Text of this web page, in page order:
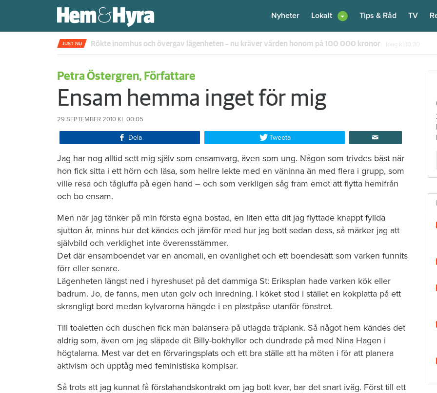
Nyheter Lokalt Tips & Råd TV
JUST NU Rökte inomhus och övergav lägenheten – nu kräver värden honom på 100 000 kronor Idag kl 10:30
Petra Östergren, Författare
Ensam hemma inget för mig
29 SEPTEMBER 2010 KL 00:05
Dela Tweeta
Jag har nog alltid sett mig själv som ensamvarg, även som ung. Någon som trivdes bäst när
hon fick sitta i ett hörn och läsa, som hellre lekte med en väninna än med flera i grupp, som
ville resa och tågluffa på egen hand – och som verkligen såg fram emot att flytta hemifrån
och bo ensam.
Men när jag tänker på min första egna bostad, en liten etta dit jag flyttade knappt fyllda
sjutton år, minns hur det kändes och jämför med hur jag bott sedan dess, så märker jag att
självbild och verklighet inte överensstämmer.
Det där ensamboendet var en anomali, en ovanlighet och ett boendesätt som varken funnits
förr eller senare.
Lägenheten längst ned i hyreshuset på det dammiga St: Eriksplan hade varken kök eller
badrum. Jo, de fanns, men utan golv och inredning. I köket stod i stället en kokplatta på ett
skrangligt bord medan kylvarorna hängde i en plastpåse utanför fönstret.
Till toaletten och duschen fick man balansera på utlagda träplank. Så något hem kändes det
aldrig som, även om jag släpade dit Billy-bokhyllor och dundrade på med Nina Hagen i
högtalarna. Mest var det en förvaringsplats och ett bra ställe att ha möten i för att planera
aktivism och upptåg med feministiska kompisar.
Så trots att jag kunnat få förstahandskontrakt om jag bott kvar, bar det snart iväg. Först till ett